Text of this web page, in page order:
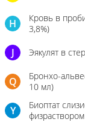
H
Кровь в
3,8%)
J Эякулят в
Q
Бронхо-
10 мл)
Y
Биоптат